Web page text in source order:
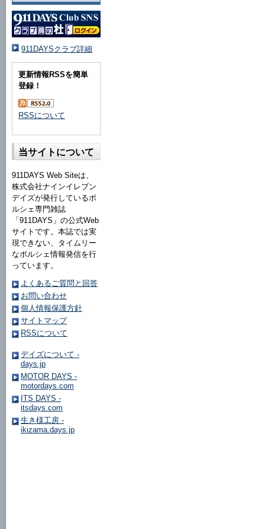
911DAYSクラブ詳細
更新情報RSSを簡単
登録！
RSSについて
当サイトについて
911DAYS Web Siteは、
株式会社ナインイレブン
デイズが発行しているポ
ルシェ専門雑誌
「911DAYS」の公式Web
サイトです。本誌では実
現できない、タイムリー
なポルシェ情報発信を行
っています。
よくあるご質問と回答
お問い合わせ
個人情報保護方針
サイトマップ
RSSについて
デイズについて -
days.jp
MOTOR DAYS -
motordays.com
ITS DAYS -
itsdays.com
生き様工房 -
ikizama.days.jp